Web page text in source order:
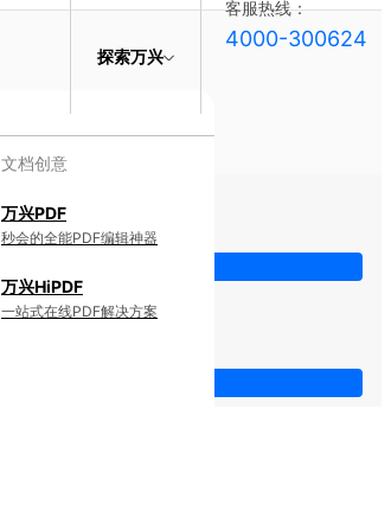
探索万兴
客服热线：
4000-300624
文档创意
万兴PDF
秒会的全能PDF编辑神器
万兴HiPDF
一站式在线PDF解决方案